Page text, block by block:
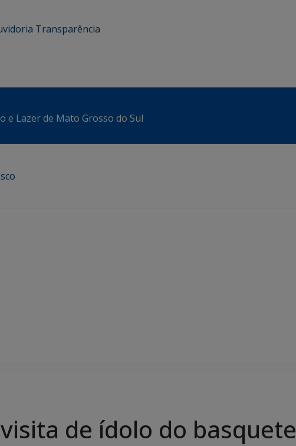
Transparência
e Lazer de Mato Grosso do Sul
de ídolo do basquete